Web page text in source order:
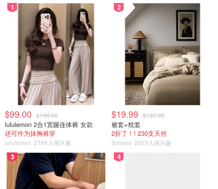
1
$99.00 $148.00
lululemon 2合1宽腿连体裤 女款
还可作为抹胸裤穿
lululemon 2166人感兴趣
2
$19.99 $130.00
被套+枕套
2折了！! 230支天丝
Simons 2023人感兴趣
3 4